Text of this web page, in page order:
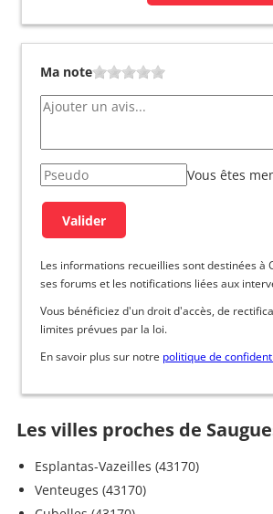
Ma note
Vous êtes
Les informations recueillies sont destinées à
ses forums et les notifications liées aux
Vous bénéficiez d'un droit d'accès, de
limites prévues par la loi.
En savoir plus sur notre politique de
Les villes proches de
Esplantas-Vazeilles (43170)
Venteuges (43170)